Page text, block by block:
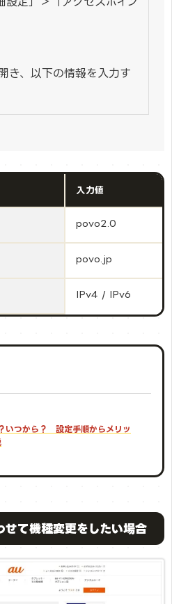
き、以下の情報を入力す
入力値
povo2.0
povo.jp
IPv4 / IPv6
つから？ 設定手順からメリッ
て機種変更をしたい場合